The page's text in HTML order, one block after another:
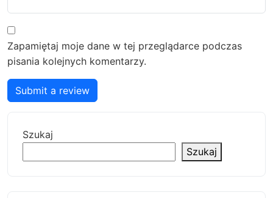
Zapamiętaj moje dane w tej przeglądarce podczas
pisania kolejnych komentarzy.
Submit a review
Szukaj
Szukaj